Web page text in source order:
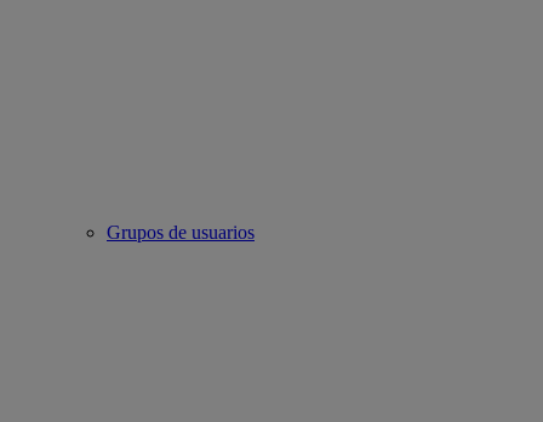
Grupos de usuarios